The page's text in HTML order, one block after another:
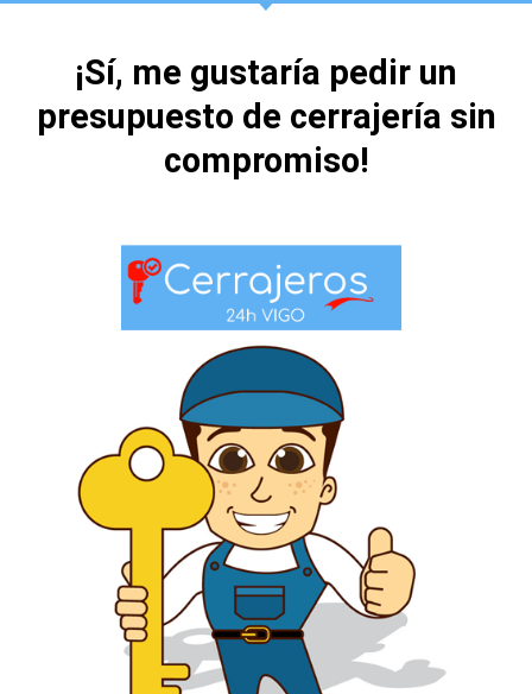
¡Sí, me gustaría pedir un
presupuesto de cerrajería sin
compromiso!